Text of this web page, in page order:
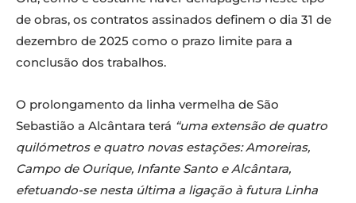
de obras, os contratos assinados definem o dia 31 de
dezembro de 2025 como o prazo limite para a
conclusão dos trabalhos.
O prolongamento da linha vermelha de São
Sebastião a Alcântara terá “uma extensão de quatro
quilómetros e quatro novas estações: Amoreiras,
Campo de Ourique, Infante Santo e Alcântara,
efetuando-se nesta última a ligação à futura Linha